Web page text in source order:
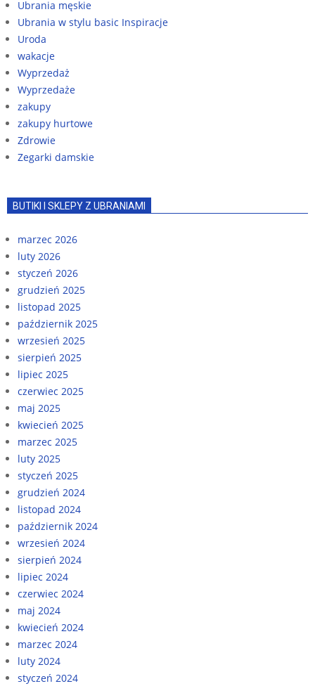
Ubrania męskie
Ubrania w stylu basic Inspiracje
Uroda
wakacje
Wyprzedaż
Wyprzedaże
zakupy
zakupy hurtowe
Zdrowie
Zegarki damskie
BUTIKI I SKLEPY Z UBRANIAMI
marzec 2026
luty 2026
styczeń 2026
grudzień 2025
listopad 2025
październik 2025
wrzesień 2025
sierpień 2025
lipiec 2025
czerwiec 2025
maj 2025
kwiecień 2025
marzec 2025
luty 2025
styczeń 2025
grudzień 2024
listopad 2024
październik 2024
wrzesień 2024
sierpień 2024
lipiec 2024
czerwiec 2024
maj 2024
kwiecień 2024
marzec 2024
luty 2024
styczeń 2024